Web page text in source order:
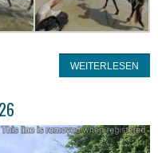
WEITERLESEN